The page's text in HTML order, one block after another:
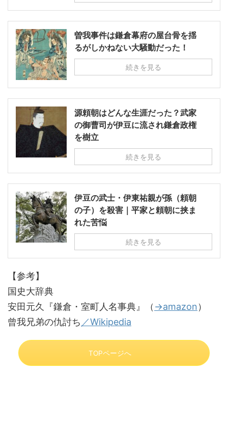
曽我事件は鎌倉幕府の屋台骨を揺
るがしかねない大騒動だった！
続きを見る
源頼朝はどんな生涯だった？武家
の御曹司が伊豆に流され鎌倉政権
を樹立
続きを見る
伊豆の武士・伊東祐親が孫（頼朝
の子）を殺害｜平家と頼朝に挟ま
れた苦悩
続きを見る
【参考】
国史大辞典
安田元久『鎌倉・室町人名事典』（ →amazon）
曾我兄弟の仇討ち ／Wikipedia
TOPページへ